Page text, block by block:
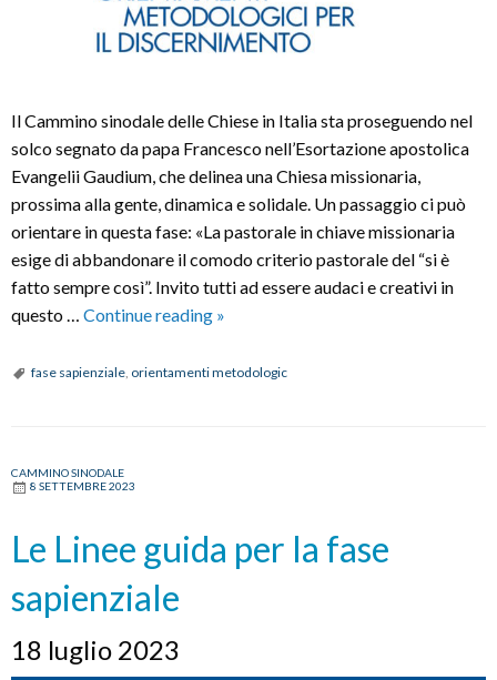
Il Cammino sinodale delle Chiese in Italia sta proseguendo nel
solco segnato da papa Francesco nell’Esortazione apostolica
Evangelii Gaudium, che delinea una Chiesa missionaria,
prossima alla gente, dinamica e solidale. Un passaggio ci può
orientare in questa fase: «La pastorale in chiave missionaria
esige di abbandonare il comodo criterio pastorale del “si è
fatto sempre così”. Invito tutti ad essere audaci e creativi in
questo … Continue reading Fase
Orientamenti
»
fase sapienziale orientamenti metodologic
CAMMINO SINODALE
8 SETTEMBRE 2023
Le Linee guida per la fase
sapienziale
18 luglio 2023